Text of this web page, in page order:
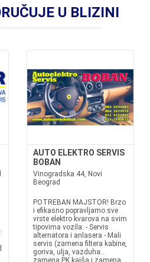
U BLIZINI
AUTO ELEKTRO SERVIS
BOBAN
Vinogradska 44, Novi
Beograd
POTREBAN MAJSTOR! Brzo
i efikasno popravljamo sve
vrste elektro kvarova na svim
tipovima vozila: - Servis
alternatora i anlasera - Mali
servis (zamena filtera kabine,
goriva, ulja, vazduha..
zamena PK kaiša i zamena